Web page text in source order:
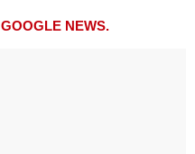
GOOGLE NEWS.